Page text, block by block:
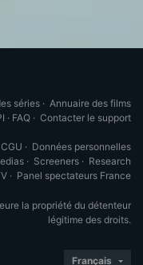
séries · Annuaire des films
· FAQ · Contacter le support
CGU · Données personnelles
· Screeners · Research
· Panel spectateurs France
la propriété du détenteur
légitime des droits.
Français